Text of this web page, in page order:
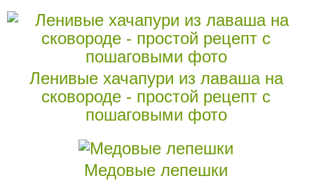
Ленивые хачапури из лаваша на
сковороде - простой рецепт с
пошаговыми фото
Медовые лепешки